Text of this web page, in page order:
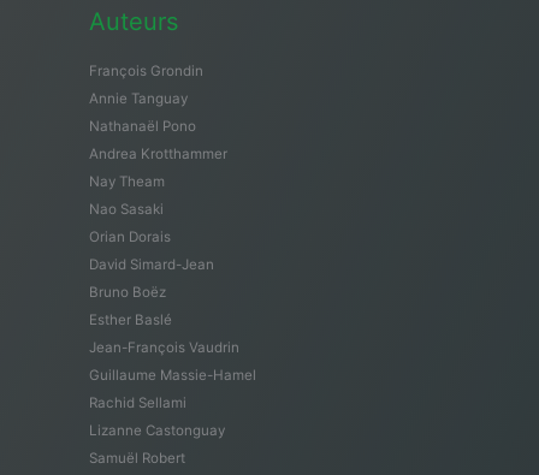
Auteurs
François Grondin
Annie Tanguay
Nathanaël Pono
Andrea Krotthammer
Nay Theam
Nao Sasaki
Orian Dorais
David Simard-Jean
Bruno Boëz
Esther Baslé
Jean-François Vaudrin
Guillaume Massie-Hamel
Rachid Sellami
Lizanne Castonguay
Samuël Robert